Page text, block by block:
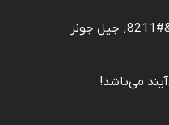
می‌باشد!